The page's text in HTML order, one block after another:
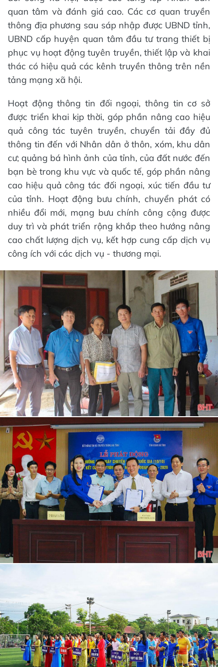
quan tâm và đánh giá cao. Các cơ quan truyền
thông địa phương sau sáp nhập được UBND tỉnh,
UBND cấp huyện quan tâm đầu tư trang thiết bị
phục vụ hoạt động tuyên truyền, thiết lập và khai
thác có hiệu quả các kênh truyền thông trên nền
tảng mạng xã hội.
Hoạt động thông tin đối ngoại, thông tin cơ sở
được triển khai kịp thời, góp phần nâng cao hiệu
quả công tác tuyên truyền, chuyển tải đầy đủ
thông tin đến với Nhân dân ở thôn, xóm, khu dân
cư; quảng bá hình ảnh của tỉnh, của đất nước đến
bạn bè trong khu vực và quốc tế, góp phần nâng
cao hiệu quả công tác đối ngoại, xúc tiến đầu tư
của tỉnh. Hoạt động bưu chính, chuyển phát có
nhiều đổi mới, mạng bưu chính công cộng được
duy trì và phát triển rộng khắp theo hướng nâng
cao chất lượng dịch vụ, kết hợp cung cấp dịch vụ
công ích với các dịch vụ - thương mại.